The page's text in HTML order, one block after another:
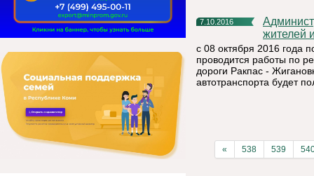
7.10.2016
Администрация МР «Княжпогостский» доводит до сведения
жителей
с 08 октября 2016 года
проводится работы по
дороги Ракпас -
автотранспорта будет
« 538 539